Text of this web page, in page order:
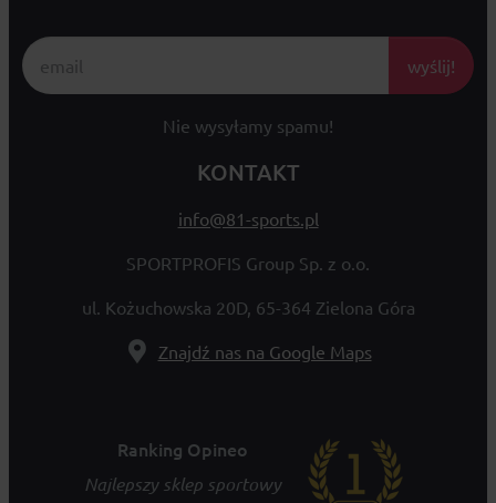
wyślij!
Nie wysyłamy spamu!
KONTAKT
info@81-sports.pl
SPORTPROFIS Group Sp. z o.o.
ul. Kożuchowska 20D, 65-364 Zielona Góra
Znajdź nas na Google Maps
Ranking Opineo
Najlepszy sklep sportowy